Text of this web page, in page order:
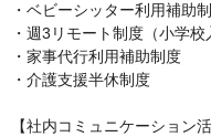
・ベビーシッター利用補助
・週3リモート制度（小学
・家事代行利用補助制度
・介護支援半休制度
【社内コミュニケーション